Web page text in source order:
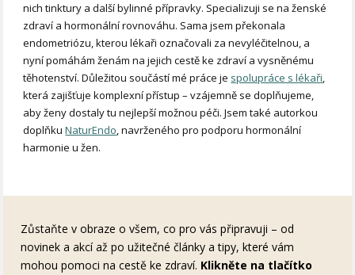
nich tinktury a další bylinné přípravky. Specializuji se na ženské
zdraví a hormonální rovnováhu. Sama jsem překonala
endometriózu, kterou lékaři označovali za nevyléčitelnou, a
nyní pomáhám ženám na jejich cestě ke zdraví a vysněnému
těhotenství. Důležitou součástí mé práce je spolupráce s lékaři,
která zajišťuje komplexní přístup – vzájemně se doplňujeme,
aby ženy dostaly tu nejlepší možnou péči. Jsem také autorkou
doplňkuNaturEndo, navrženého pro podporu hormonální
harmonie u žen.
Zůstaňte v obraze o všem, co pro vás připravuji – od
novinek a akcí až po užitečné články a tipy, které vám
mohou pomoci na cestě ke zdraví. Klikněte na tlačítko